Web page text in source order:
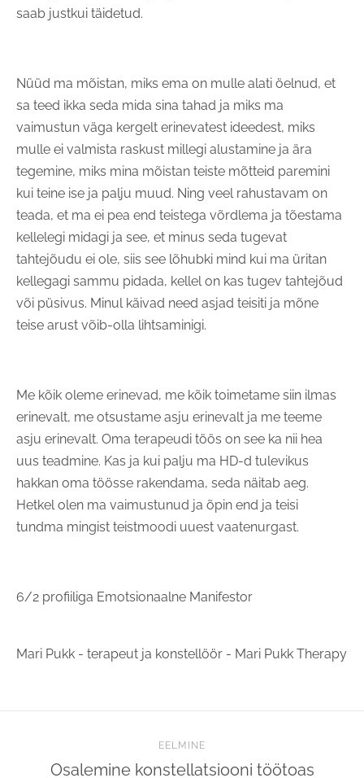
saab justkui täidetud.
Nüüd ma mõistan, miks ema on mulle alati öelnud, et
sa teed ikka seda mida sina tahad ja miks ma
vaimustun väga kergelt erinevatest ideedest, miks
mulle ei valmista raskust millegi alustamine ja ära
tegemine, miks mina mõistan teiste mõtteid paremini
kui teine ise ja palju muud. Ning veel rahustavam on
teada, et ma ei pea end teistega võrdlema ja tõestama
kellelegi midagi ja see, et minus seda tugevat
tahtejõudu ei ole, siis see lõhubki mind kui ma üritan
kellegagi sammu pidada, kellel on kas tugev tahtejõud
või püsivus. Minul käivad need asjad teisiti ja mõne
teise arust võib-olla lihtsaminigi.
Me kõik oleme erinevad, me kõik toimetame siin ilmas
erinevalt, me otsustame asju erinevalt ja me teeme
asju erinevalt. Oma terapeudi töös on see ka nii hea
uus teadmine. Kas ja kui palju ma HD-d tulevikus
hakkan oma töösse rakendama, seda näitab aeg.
Hetkel olen ma vaimustunud ja õpin end ja teisi
tundma mingist teistmoodi uuest vaatenurgast.
6/2 profiiliga Emotsionaalne Manifestor
Mari Pukk - terapeut ja konstellöör - Mari Pukk Therapy
EELMINE
Osalemine konstellatsiooni töötoas